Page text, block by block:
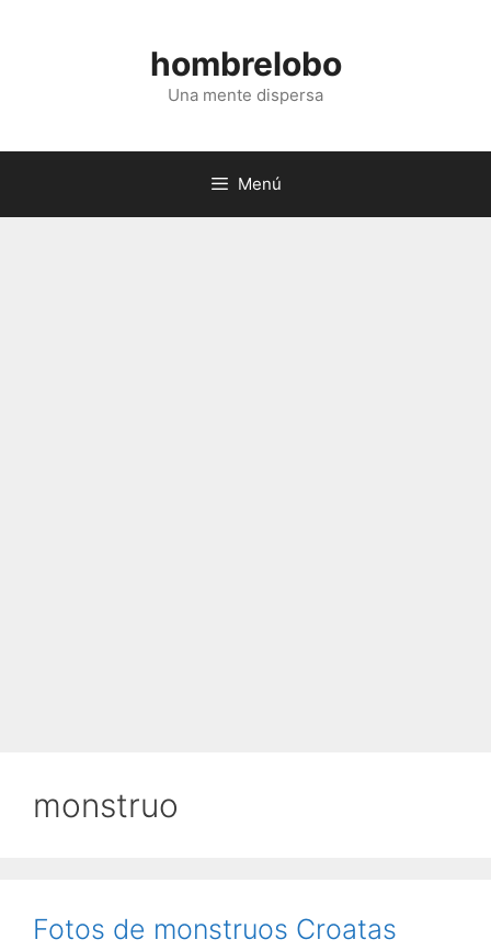
hombrelobo
Una mente dispersa
Menú
monstruo
Fotos de monstruos Croatas